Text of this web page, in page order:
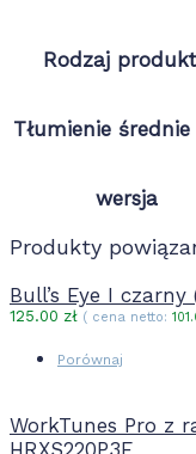
Rodzaj
Tłumienie średnie
wersja
Produkty
Bull’s Eye I czarny
125.00 zł ( cena netto:
Porównaj
WorkTunes Pro z